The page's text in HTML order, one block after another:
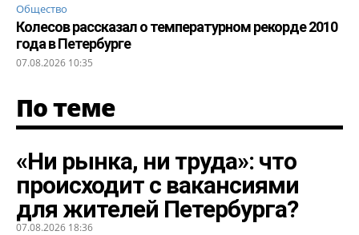
Общество
Колесов рассказал о температурном рекорде 2010
года в Петербурге
07.08.2026 10:35
По теме
«Ни рынка, ни труда»: что
происходит с вакансиями
для жителей Петербурга?
07.08.2026 18:36